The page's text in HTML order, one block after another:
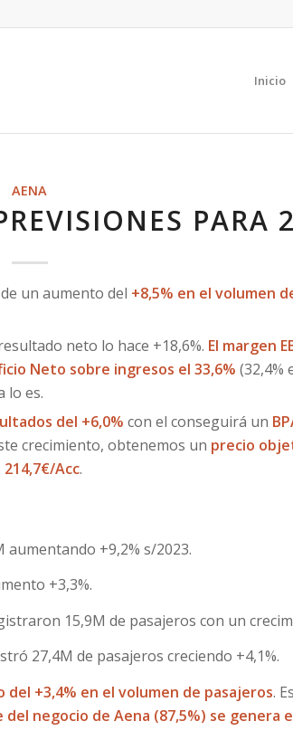
Inicio
AENA
PARA
un aumento del +8,5% en el volumen
neto lo hace +18,6%. El margen
Neto sobre ingresos el 33,6% (32,4%
lo es.
del +6,0% con el conseguirá un
crecimiento, obtenemos un precio
Acc.
aumentando +9,2% s/2023.
+3,3%.
15,9M de pasajeros con un
27,4M de pasajeros creciendo +4,1%.
del +3,4% en el volumen de pasajeros.
negocio de Aena (87,5%) se genera